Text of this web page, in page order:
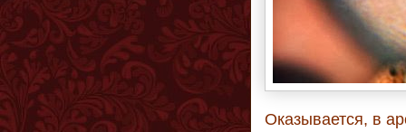
Оказывается, в